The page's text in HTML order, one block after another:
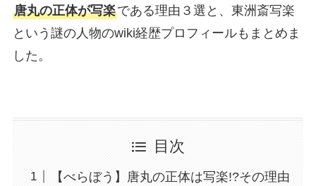
唐丸の正体が写楽である理由３選と、東洲斎写楽
という謎の人物のwiki経歴プロフィールもまとめま
した。
目次
【べらぼう】唐丸の正体は写楽!?その理由